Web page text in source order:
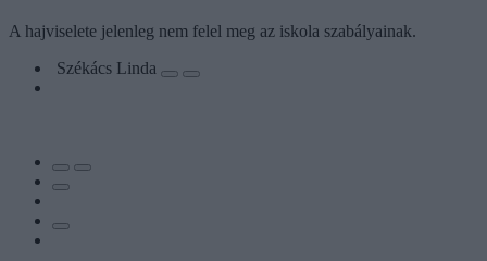
A hajviselete jelenleg nem felel meg az iskola szabályainak.
Székács Linda